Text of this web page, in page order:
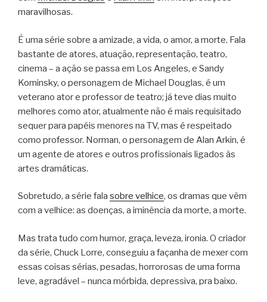
maravilhosas.
É uma série sobre a amizade, a vida, o amor, a morte. Fala
bastante de atores, atuação, representação, teatro,
cinema – a ação se passa em Los Angeles, e Sandy
Kominsky, o personagem de Michael Douglas, é um
veterano ator e professor de teatro; já teve dias muito
melhores como ator, atualmente não é mais requisitado
sequer para papéis menores na TV, mas é respeitado
como professor. Norman, o personagem de Alan Arkin, é
um agente de atores e outros profissionais ligados às
artes dramáticas.
Sobretudo, a série fala sobre velhice, os dramas que vêm
com a velhice: as doenças, a iminência da morte, a morte.
Mas trata tudo com humor, graça, leveza, ironia. O criador
da série, Chuck Lorre, conseguiu a façanha de mexer com
essas coisas sérias, pesadas, horrorosas de uma forma
leve, agradável – nunca mórbida, depressiva, pra baixo.